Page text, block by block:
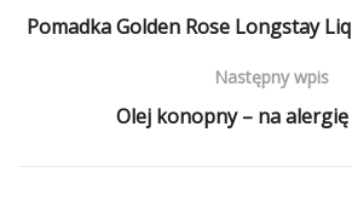
Pomadka Golden Rose Longstay
Następny wpis
Olej konopny – na